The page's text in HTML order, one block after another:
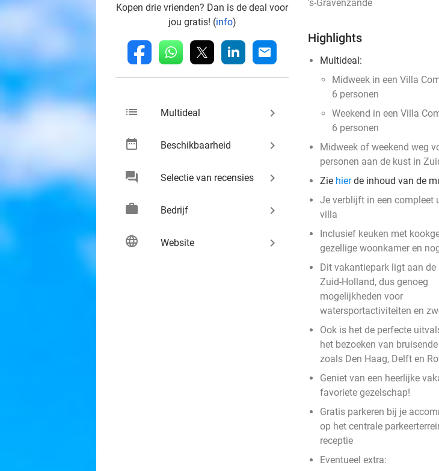
Kopen drie vrienden? Dan is de deal voor
jou gratis! (info)
fb whatsapp linkedin mail
list Multideal keyboard_arrow_right
date_range Beschikbaarheid keyboard_arrow_right
chat Selectie van recensies keyboard_arrow_right
work Bedrijf keyboard_arrow_right
language Website keyboard_arrow_right
's-Gravenzande
Highlights
Multideal:
Midweek in een Villa
6 personen
Weekend in een Villa
6 personen
Midweek of weekend weg
personen aan de kust in
Zie hierde inhoud van de
Je verblijft in een compleet
villa
Inclusief keuken met
gezellige woonkamer en
Dit vakantiepark ligt aan de
Zuid-Holland, dus genoeg
mogelijkheden voor
watersportactiviteiten en
Ook is het de perfecte
het bezoeken van
zoals Den Haag, Delft en
Geniet van een heerlijke
favoriete gezelschap!
Gratis parkeren bij je
op het centrale
receptie
Eventueel extra: